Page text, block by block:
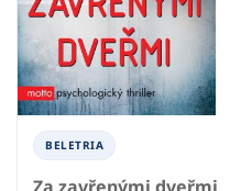
BELETRIA